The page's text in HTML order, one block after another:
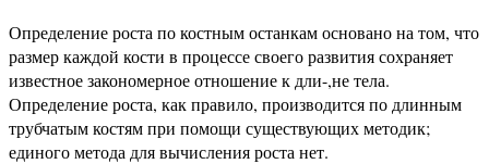
Определение роста по костным останкам основано на том, что
размер каждой кости в процессе своего развития сохраняет
известное закономерное отношение к дли-,не тела.
Определение роста, как правило, производится по длинным
трубчатым костям при помощи существующих методик;
единого метода для вычисления роста нет.